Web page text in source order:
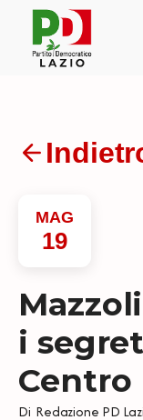
MAG
19
i
Centro
Di Redazione PD